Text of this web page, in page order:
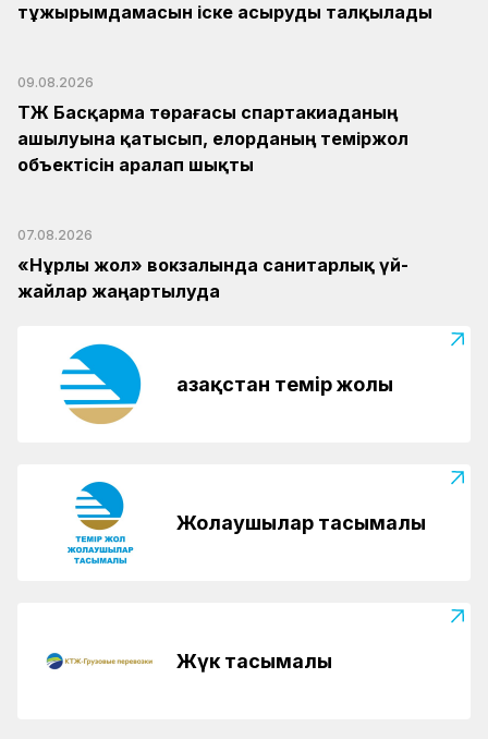
тұжырымдамасын іске асыруды талқылады
09.08.2026
ҚТЖ Басқарма төрағасы спартакиаданың
ашылуына қатысып, елорданың теміржол
объектісін аралап шықты
07.08.2026
«Нұрлы жол» вокзалында санитарлық үй-
жайлар жаңартылуда
Қазақстан темір жолы
Жолаушылар тасымалы
Жүк тасымалы